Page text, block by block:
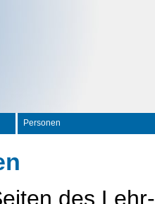
Personen
des